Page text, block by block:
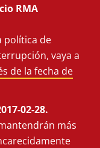
RMA
política de
vaya a
de la fecha de
02-28.
más